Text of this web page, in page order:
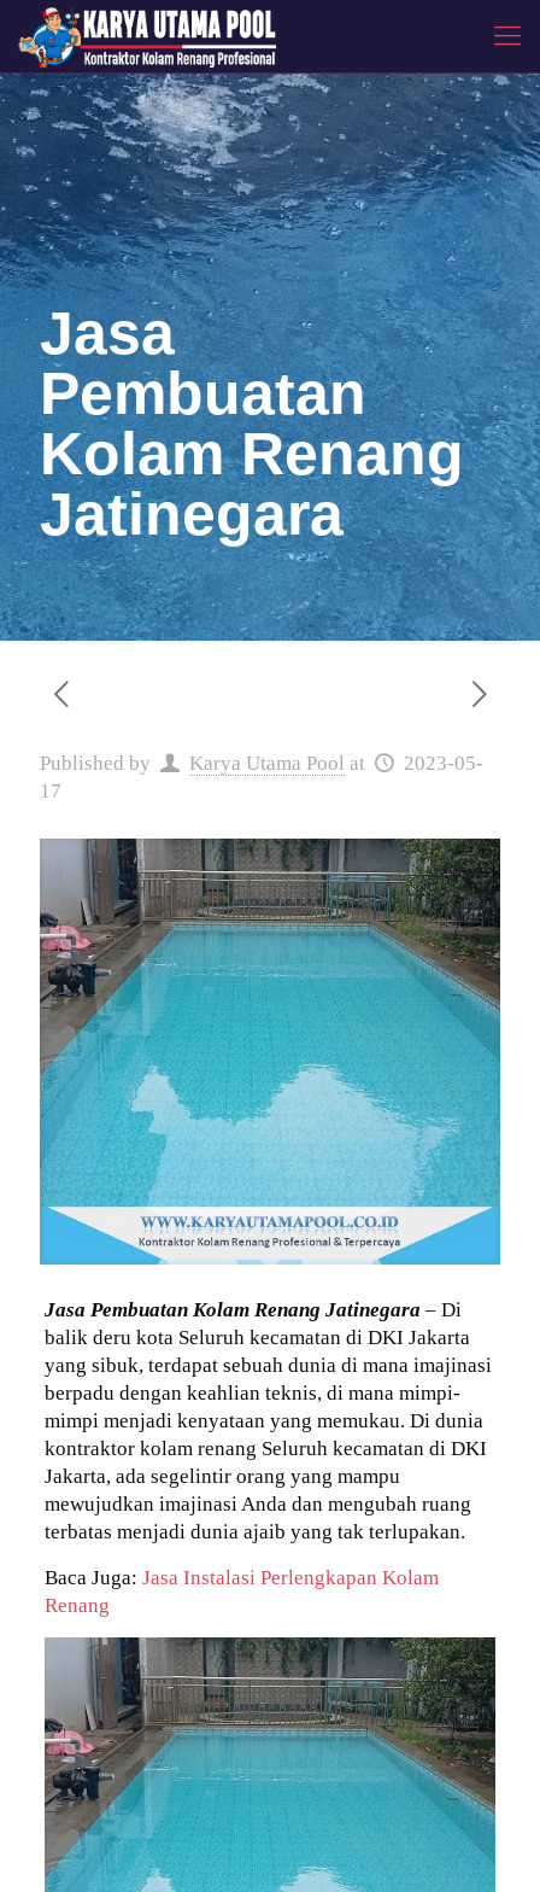
Jasa
Pembuatan
Kolam Renang
Jatinegara
Published by Karya Utama Pool at
2023-05-
17
Jasa Pembuatan Kolam Renang Jatinegara – Di
balik deru kota Seluruh kecamatan di DKI Jakarta
yang sibuk, terdapat sebuah dunia di mana imajinasi
berpadu dengan keahlian teknis, di mana mimpi-
mimpi menjadi kenyataan yang memukau. Di dunia
kontraktor kolam renang Seluruh kecamatan di DKI
Jakarta, ada segelintir orang yang mampu
mewujudkan imajinasi Anda dan mengubah ruang
terbatas menjadi dunia ajaib yang tak terlupakan.
Baca Juga: Jasa Instalasi Perlengkapan Kolam
Renang